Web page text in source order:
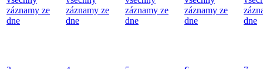
záznamy ze
dne
záznamy ze
dne
záznamy ze
dne
záznamy ze
dne
dne